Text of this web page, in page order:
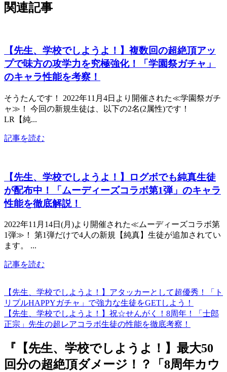
関連記事
【先生、学校でしようよ！】複数回の超絶頂アッ
プで味方の攻学力を究極強化！「学園祭ガチャ」
のキャラ性能を考察！
そうたんです！ 2022年11月4日より開催された≪学園祭ガチ
ャ≫！ 今回の新規生徒は、以下の2名(2属性)です！
LR【純...
記事を読む
【先生、学校でしようよ！】ログボでも純真生徒
が配布中！「ムーディーズコラボ第1弾」のキャラ
性能を徹底解説！
2022年11月14日(月)より開催された≪ムーディーズコラボ第
1弾≫！ 第1弾だけで4人の新規【純真】生徒が追加されてい
ます。 ...
記事を読む
【先生、学校でしようよ！】アタッカーとして超優秀！「ト
リプルHAPPYガチャ」で強力な生徒をGETしよう！
【先生、学校でしようよ！】祝☆せんがく！8周年！「士郎
正宗」先生の超レアコラボ生徒の性能を徹底考察！
『【先生、学校でしようよ！】最大50
回分の超絶頂ダメージ！？「8周年カウ